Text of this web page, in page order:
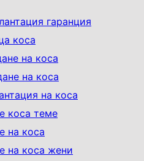
гаранция
коса
на коса
на коса
на коса
коса теме
на коса
на коса жени